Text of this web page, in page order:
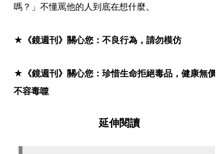
嗎？」不懂罵他的人到底在想什麼。
★《鏡週刊》關心您：不良行為，請勿模仿
★《鏡週刊》關心您：珍惜生命拒絕毒品，健康無價
不容毒噬
延伸閱讀